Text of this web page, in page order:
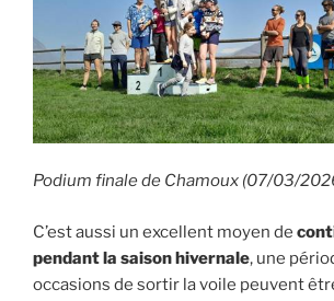
Podium finale de Chamoux (07/03/
C’est aussi un excellent moyen de
pendant la saison hivernale, une
occasions de sortir la voile peuvent